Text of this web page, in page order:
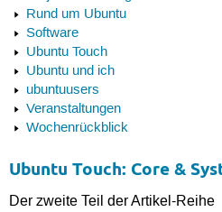
Rund um Ubuntu
Software
Ubuntu Touch
Ubuntu und ich
ubuntuusers
Veranstaltungen
Wochenrückblick
Ubuntu Touch: Core &
Der zweite Teil der Artikel-Reihe